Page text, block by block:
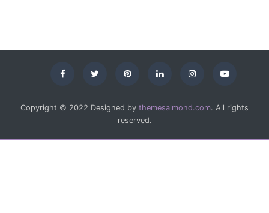
Copyright © 2022 Designed by themesalmond.com. All rights
reserved.